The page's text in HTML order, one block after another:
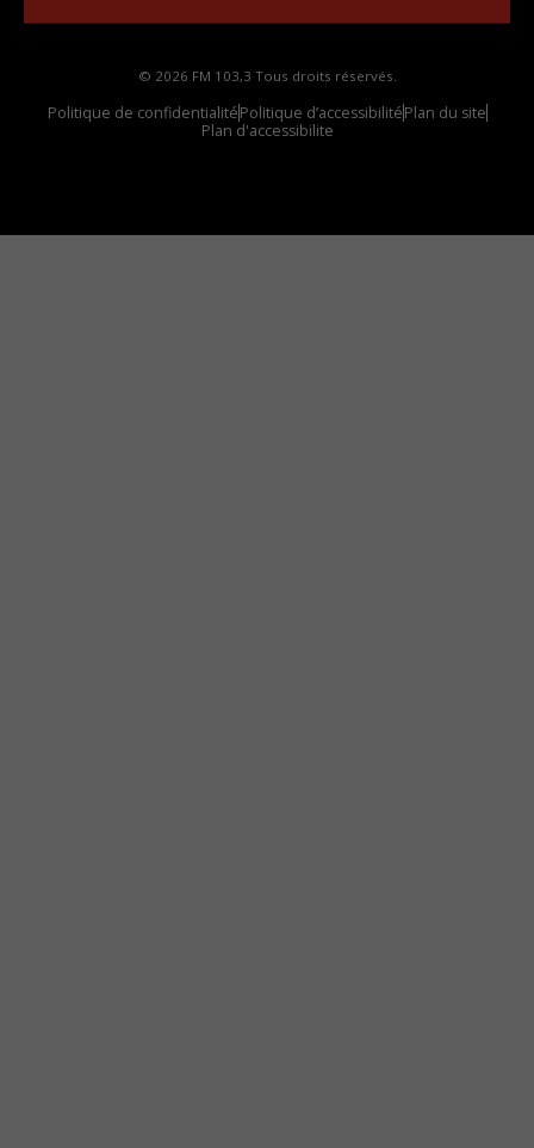
© 2026 FM 103,3 Tous droits réservés.
Politique de confidentialitéPolitique d’accessibilitéPlan du site
Plan d'accessibilite